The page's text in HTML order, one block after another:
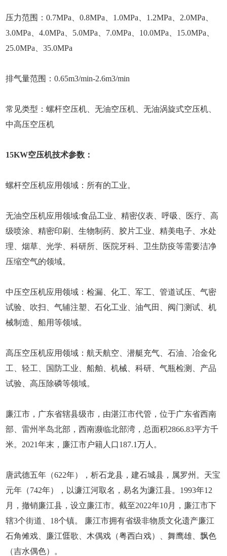
压力范围：0.7MPa、0.8MPa、1.0MPa、1.2MPa、2.0MPa、
3.0MPa、4.0MPa、5.0MPa、7.0MPa、10.0MPa、15.0MPa、
25.0MPa、35.0MPa
排气量范围：0.65m3/min-2.6m3/min
常见类型：螺杆空压机、无油空压机、无油涡旋式空压机、
中高压空压机
15KW空压机技术参数：
螺杆空压机应用领域：所有的工业。
无油空压机应用领域:食品工业、精密仪表、呼吸、医疗、高
级喷涂、精密印刷、生物制药、胶片工业、精美电子、水处
理、烟草、光学、科研所、医院牙科、卫生防疫等需要洁净
压缩空气的领域。
中压空压机应用领域：检漏、化工、军工、管道试压、气密
试验、吹扫、气辅注塑、石化工业、油气田、阀门测试、机
械制造、船用等领域。
高压空压机应用领域：航天航空、潜艇充气、石油、冶金化
工、轻工、国防工业、船舶、机械、科研、气瓶检测、产品
试验、高压除磷等领域。
廉江市，广东省辖县级市，由湛江市代管，位于广东省西南
部、雷州半岛北部，西南濒临北部湾，总面积2866.83平方千
米。2021年末，廉江市户籍人口187.1万人。
唐武德五年（622年），析石龙县，建石城县，属罗州。天宝
元年（742年），以濂江河取名，易名为濂江县。1993年12
月，撤销廉江县，设立廉江市。截至2022年10月，廉江市下
辖3个街道、18个镇。 廉江市拥有省级非物质文化遗产廉江
石角傩戏、廉江𠊎歌、木偶戏（粤西白戏）、舞鹰雄、飘色
（吉水偶色）。